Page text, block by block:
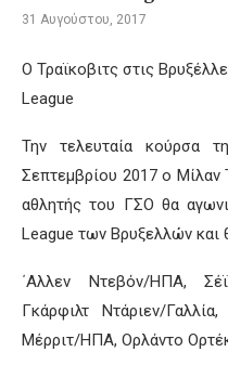
31 Αυγούστου, 2017
Ο Τραϊκοβιτς στις
League
Την τελευταία κούρσα
Σεπτεμβρίου 2017 ο Μίλαν
αθλητής του ΓΣΟ θα
League των Βρυξελλών και
΄Αλλεν Ντεβόν/ΗΠΑ,
Γκάρφιλτ Ντάριεν/
Μέρριτ/ΗΠΑ, Ορλάντο